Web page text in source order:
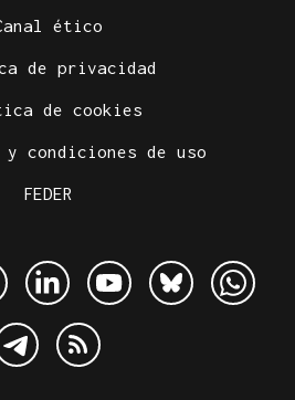
ético
de privacidad
de cookies
condiciones de uso
FEDER